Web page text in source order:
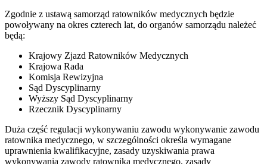
Zgodnie z ustawą samorząd ratowników medycznych będzie
powoływany na okres czterech lat, do organów samorządu należeć
będą:
Krajowy Zjazd Ratowników Medycznych
Krajowa Rada
Komisja Rewizyjna
Sąd Dyscyplinarny
Wyższy Sąd Dyscyplinarny
Rzecznik Dyscyplinarny
Duża część regulacji wykonywaniu zawodu wykonywanie zawodu
ratownika medycznego, w szczególności określa wymagane
uprawnienia kwalifikacyjne, zasady uzyskiwania prawa
wykonywania zawody ratownika medycznego, zasady